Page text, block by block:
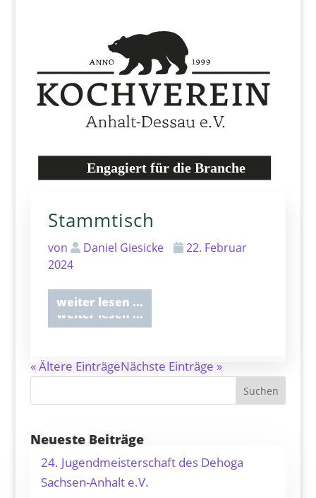
Stammtisch Feinherb
Weinbar
weiter lesen ...
Stammtisch
von Daniel Giesicke
22. Februar
2024
weiter lesen ...
« Ältere EinträgeNächste Einträge »
Suchen
Neueste Beiträge
24. Jugendmeisterschaft des Dehoga
Sachsen-Anhalt e.V.